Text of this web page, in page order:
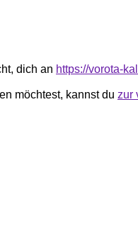
dich an https://vorota-
möchtest, kannst du zur